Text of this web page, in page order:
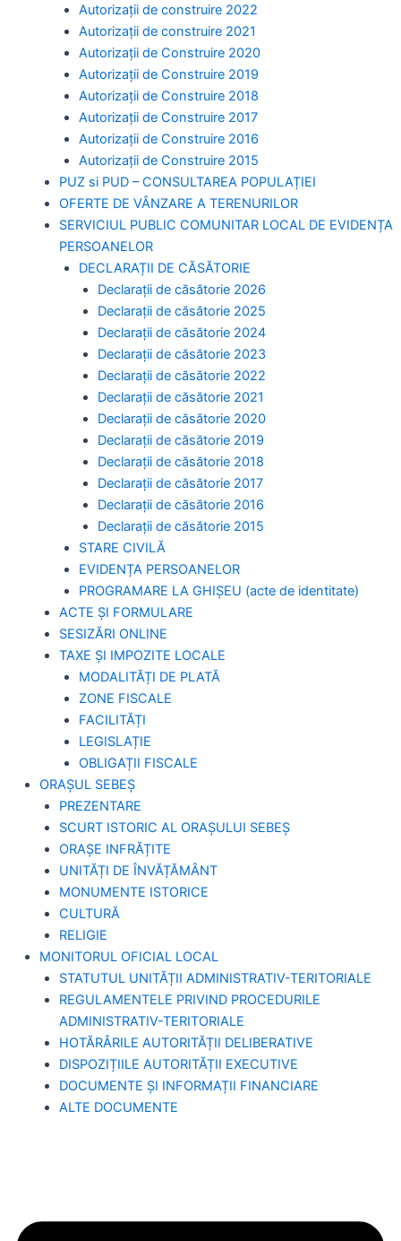
Autorizații de construire 2022
Autorizații de construire 2021
Autorizații de Construire 2020
Autorizații de Construire 2019
Autorizaţii de Construire 2018
Autorizaţii de Construire 2017
Autorizaţii de Construire 2016
Autorizaţii de Construire 2015
PUZ si PUD – CONSULTAREA POPULAȚIEI
OFERTE DE VÂNZARE A TERENURILOR
SERVICIUL PUBLIC COMUNITAR LOCAL DE EVIDENȚA
PERSOANELOR
DECLARAȚII DE CĂSĂTORIE
Declarații de căsătorie 2026
Declarații de căsătorie 2025
Declarații de căsătorie 2024
Declarații de căsătorie 2023
Declarații de căsătorie 2022
Declarații de căsătorie 2021
Declarații de căsătorie 2020
Declarații de căsătorie 2019
Declarații de căsătorie 2018
Declarații de căsătorie 2017
Declarații de căsătorie 2016
Declarații de căsătorie 2015
STARE CIVILĂ
EVIDENȚA PERSOANELOR
PROGRAMARE LA GHIȘEU (acte de identitate)
ACTE ȘI FORMULARE
SESIZĂRI ONLINE
TAXE ȘI IMPOZITE LOCALE
MODALITĂȚI DE PLATĂ
ZONE FISCALE
FACILITĂȚI
LEGISLAȚIE
OBLIGAȚII FISCALE
ORAȘUL SEBEȘ
PREZENTARE
SCURT ISTORIC AL ORAȘULUI SEBEȘ
ORAȘE INFRĂȚITE
UNITĂȚI DE ÎNVĂȚĂMÂNT
MONUMENTE ISTORICE
CULTURĂ
RELIGIE
MONITORUL OFICIAL LOCAL
STATUTUL UNITĂȚII ADMINISTRATIV-TERITORIALE
REGULAMENTELE PRIVIND PROCEDURILE
ADMINISTRATIV-TERITORIALE
HOTĂRÂRILE AUTORITĂȚII DELIBERATIVE
DISPOZIȚIILE AUTORITĂȚII EXECUTIVE
DOCUMENTE ȘI INFORMAȚII FINANCIARE
ALTE DOCUMENTE